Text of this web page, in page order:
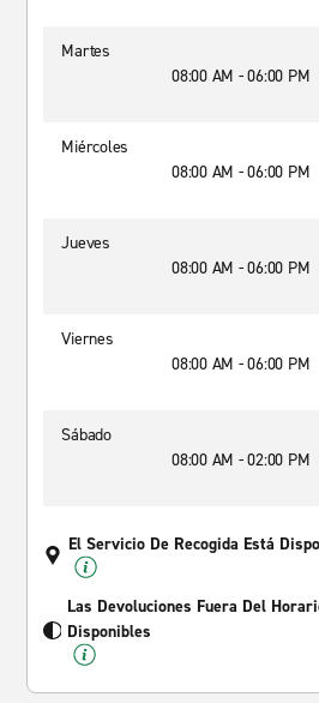
Martes
08:00 AM - 06:00 PM
Miércoles
08:00 AM - 06:00 PM
Jueves
08:00 AM - 06:00 PM
Viernes
08:00 AM - 06:00 PM
Sábado
08:00 AM - 02:00 PM
El Servicio De Recogida Está
Las Devoluciones Fuera Del
Disponibles